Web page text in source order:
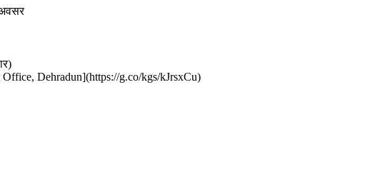
Dehradun](https://g.co/kgs/kJrsxCu)